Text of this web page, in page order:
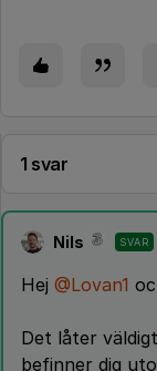
1 svar
Nils SVAR
Hej @Lovan1
Det låter
befinner dig